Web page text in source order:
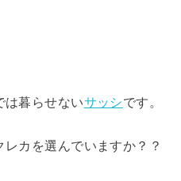
は暮らせないサッシです。
カを選んでいますか？？